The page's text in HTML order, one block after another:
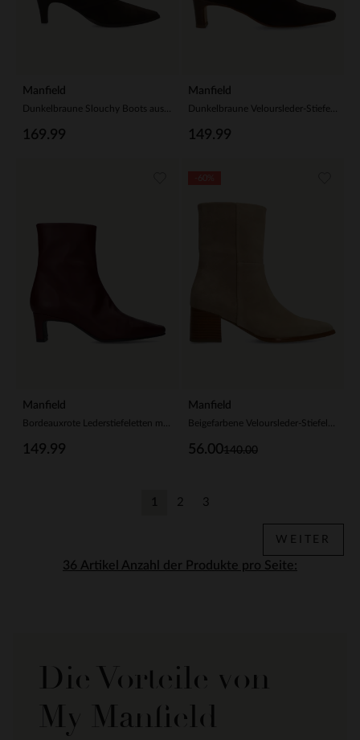
Manfield
169.99
Manfield
149.99
Manfield
149.99
Manfield
140.00
56.00
Anzahl der Produkte pro Seite:
1 2 3
WEITER
Die Vorteile von
My Manfield